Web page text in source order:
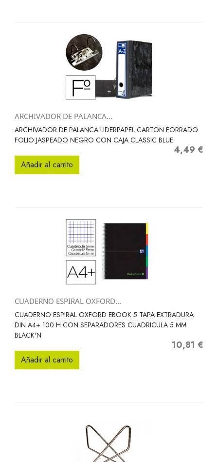
ARCHIVADOR DE PALANCA...
ARCHIVADOR DE PALANCA LIDERPAPEL CARTON FORRADO
FOLIO JASPEADO NEGRO CON CAJA CLASSIC BLUE
Precio
4,49 €
Añadir al carrito
CUADERNO ESPIRAL OXFORD...
CUADERNO ESPIRAL OXFORD EBOOK 5 TAPA EXTRADURA
DIN A4+ 100 H CON SEPARADORES CUADRICULA 5 MM
BLACK'N
Precio
10,81 €
Añadir al carrito